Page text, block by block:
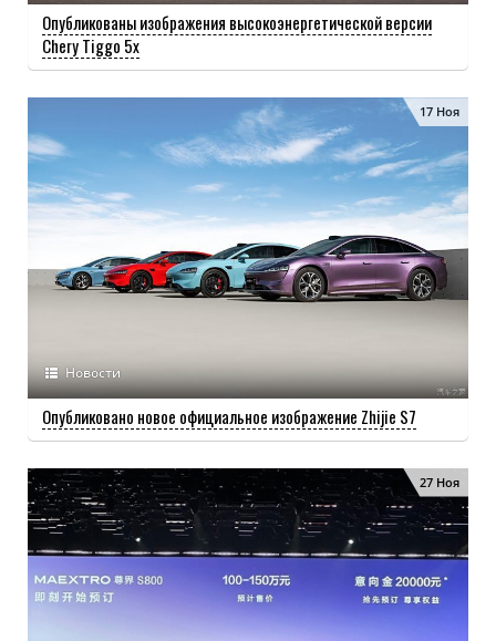
Опубликованы изображения высокоэнергетической версии
Chery Tiggo 5x
17 Ноя
Новости
Опубликовано новое официальное изображение Zhijie S7
27 Ноя